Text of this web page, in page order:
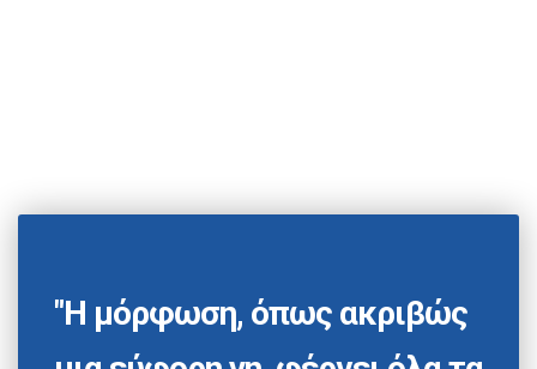
"Η μόρφωση, όπως ακριβώς